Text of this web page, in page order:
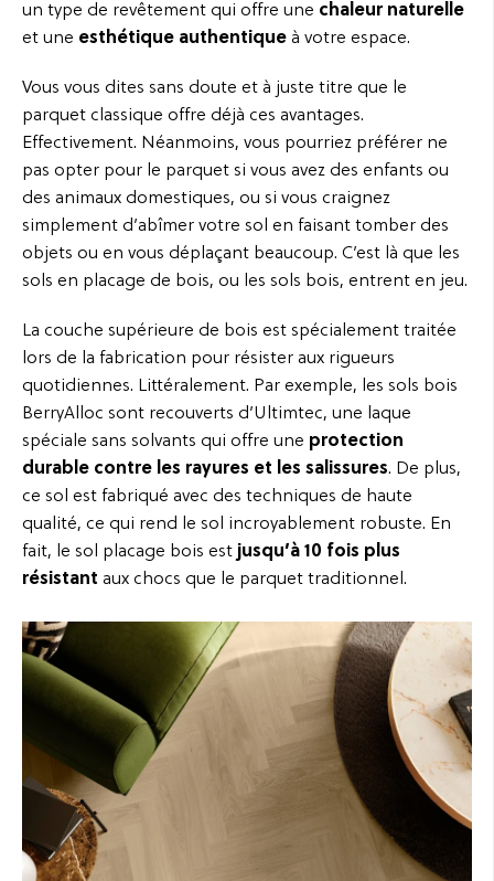
un type de revêtement qui offre une chaleur naturelle
et une esthétique authentique à votre espace.
Vous vous dites sans doute et à juste titre que le
parquet classique offre déjà ces avantages.
Effectivement. Néanmoins, vous pourriez préférer ne
pas opter pour le parquet si vous avez des enfants ou
des animaux domestiques, ou si vous craignez
simplement d’abîmer votre sol en faisant tomber des
objets ou en vous déplaçant beaucoup. C’est là que les
sols en placage de bois, ou les sols bois, entrent en jeu.
La couche supérieure de bois est spécialement traitée
lors de la fabrication pour résister aux rigueurs
quotidiennes. Littéralement. Par exemple, les sols bois
BerryAlloc sont recouverts d’Ultimtec, une laque
spéciale sans solvants qui offre une protection
durable contre les rayures et les salissures. De plus,
ce sol est fabriqué avec des techniques de haute
qualité, ce qui rend le sol incroyablement robuste. En
fait, le sol placage bois est jusqu’à 10 fois plus
résistant aux chocs que le parquet traditionnel.